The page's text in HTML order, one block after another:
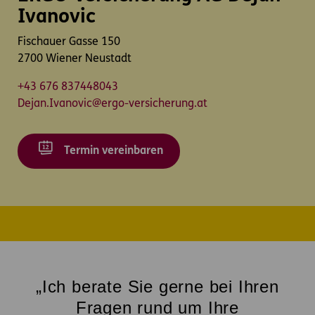
Ivanovic
Fischauer Gasse 150
2700 Wiener Neustadt
+43 676 837448043
Dejan.Ivanovic@ergo-versicherung.at
Termin vereinbaren
„Ich berate Sie gerne bei Ihren
Fragen rund um Ihre